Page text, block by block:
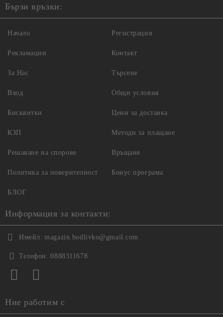
Бързи връзки:
Начало
Рекламации
За Нас
Вход
Регистрация
Контакт
Търсене
Общи условия
Бисквитки
КЗП
Решаване на спорове
Политика за поверителност
Цени за доставка
Методи за плащане
Връщане
Бонус програма
БЛОГ
Информация за контакти:
Имейл: magazin.bodlivko@gmail.com
Телефон: 0888311678
Ние работим с